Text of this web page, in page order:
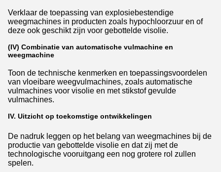
Verklaar de toepassing van explosiebestendige
weegmachines in producten zoals hypochloorzuur en of
deze ook geschikt zijn voor gebottelde visolie.
(IV) Combinatie van automatische vulmachine en
weegmachine
Toon de technische kenmerken en toepassingsvoordelen
van vloeibare weegvulmachines, zoals automatische
vulmachines voor visolie en met stikstof gevulde
vulmachines.
IV. Uitzicht op toekomstige ontwikkelingen
De nadruk leggen op het belang van weegmachines bij de
productie van gebottelde visolie en dat zij met de
technologische vooruitgang een nog grotere rol zullen
spelen.